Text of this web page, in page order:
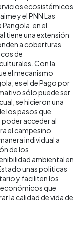
ecosistémicos
y el PNN Las
en el
tiene una extensión
a coberturas
de
Con la
el mecanismo
es el de Pago por
sólo puede ser
se hicieron una
los pasos que
acceder al
el campesino
individual a
de los
ambiental en
unas políticas
y faciliten los
que
la calidad de vida de